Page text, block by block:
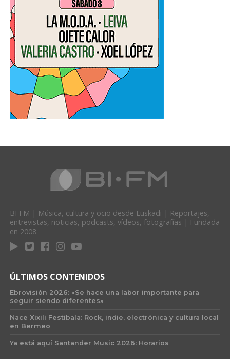
BI FM | Música, cultura y ocio desde Euskadi | Reportajes,
entrevistas, noticias, podcasts, vídeos, fotografías | Fundada
en 2008
ÚLTIMOS CONTENIDOS
Ebrovisión 2026: «Se hace una labor importante para
seguir siendo diferentes»
Nace Xixili Festibala: Rock, indie, electrónica y cultura local
en Bermeo
Ya está aquí Santander Music 2026: Horarios